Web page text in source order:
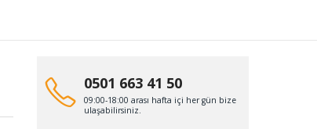
0501 663 41 50
09:00-18:00 arası hafta içi her gün bize
ulaşabilirsiniz.